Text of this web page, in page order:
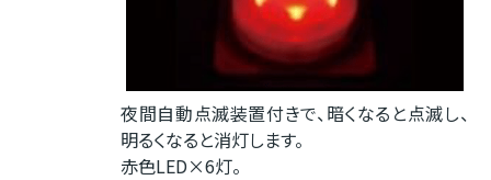
夜間自動点滅装置付きで、暗くなると点滅し、
明るくなると消灯します。
赤色LED×6灯。